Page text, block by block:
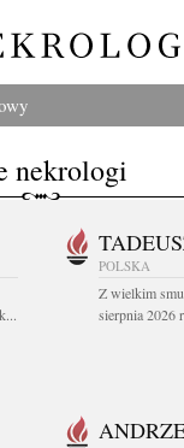
nekrologi
POLSKA
Z wielkim
sierpnia 2026